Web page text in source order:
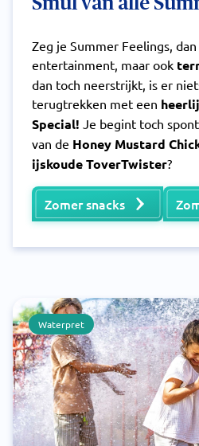
Zeg je Summer Feelings,
entertainment, maar ook
dan toch neerstrijkt, is er
terugtrekken met een
Special! Je begint toch
van de Honey Mustard
ijskoude ToverTwister?
Zomer snacks
Waterpret